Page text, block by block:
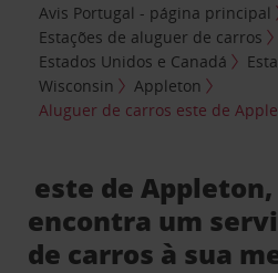
Avis Portugal - página principal
Estações de aluguer de carros
Estados Unidos e Canadá
Wisconsin
Appleton
Aluguer de carros este de
este de
encontra um
de carros à sua